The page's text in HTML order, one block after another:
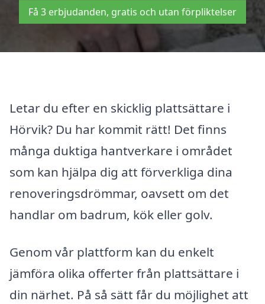
Få 3 erbjudanden, gratis och utan förpliktelser
Letar du efter en skicklig plattsättare i
Hörvik? Du har kommit rätt! Det finns
många duktiga hantverkare i området
som kan hjälpa dig att förverkliga dina
renoveringsdrömmar, oavsett om det
handlar om badrum, kök eller golv.
Genom vår plattform kan du enkelt
jämföra olika offerter från plattsättare i
din närhet. På så sätt får du möjlighet att